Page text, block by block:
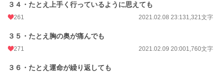
３４・たとえ上手く行っているように思えても
261 2021.02.08 23:131,321文字
３５・たとえ胸の奥が痛んでも
271 2021.02.09 20:001,760文字
３６・たとえ運命が繰り返しても